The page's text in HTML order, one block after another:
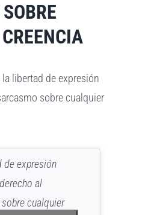
libertad de expresión
sobre cualquier
de expresión
al
cualquier